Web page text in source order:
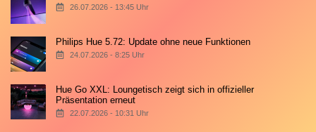
26.07.2026 - 13:45 Uhr
Philips Hue 5.72: Update ohne neue Funktionen
24.07.2026 - 8:25 Uhr
Hue Go XXL: Loungetisch zeigt sich in offizieller
Präsentation erneut
22.07.2026 - 10:31 Uhr